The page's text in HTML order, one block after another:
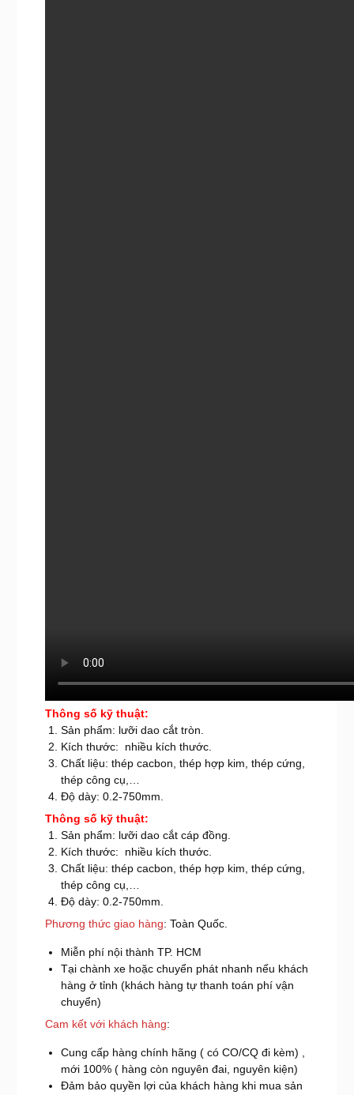
Thông số kỹ thuật:
Sản phẩm: lưỡi dao cắt tròn.
Kích thước: nhiều kích thước.
Chất liệu: thép cacbon, thép hợp kim, thép cứng,
thép công cụ,…
Độ dày: 0.2-750mm.
Thông số kỹ thuật:
Sản phẩm: lưỡi dao cắt cáp đồng.
Kích thước: nhiều kích thước.
Chất liệu: thép cacbon, thép hợp kim, thép cứng,
thép công cụ,…
Độ dày: 0.2-750mm.
Phương thức giao hàng: Toàn Quốc.
Miễn phí nội thành TP. HCM
Tại chành xe hoặc chuyển phát nhanh nếu khách
hàng ở tỉnh (khách hàng tự thanh toán phí vận
chuyển)
Cam kết với khách hàng:
Cung cấp hàng chính hãng ( có CO/CQ đi kèm) ,
mới 100% ( hàng còn nguyên đai, nguyên kiện)
Đảm bảo quyền lợi của khách hàng khi mua sản